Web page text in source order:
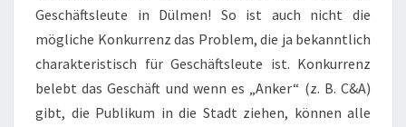
Geschäftsleute in Dülmen! So ist auch nicht die
mögliche Konkurrenz das Problem, die ja bekanntlich
charakteristisch für Geschäftsleute ist. Konkurrenz
belebt das Geschäft und wenn es „Anker“ (z. B. C&A)
gibt, die Publikum in die Stadt ziehen, können alle